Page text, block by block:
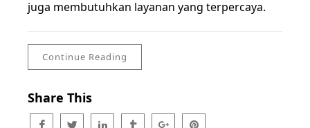
juga membutuhkan layanan yang terpercaya.
Continue Reading
Share This